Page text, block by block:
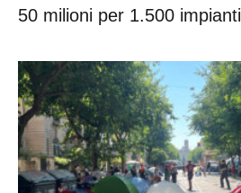
50 milioni per 1.500 impianti